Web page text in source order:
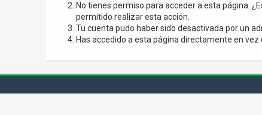
No tienes permiso para acceder a esta página.
permitido realizar esta acción.
Tu cuenta pudo haber sido desactivada por un
Has accedido a esta página directamente en